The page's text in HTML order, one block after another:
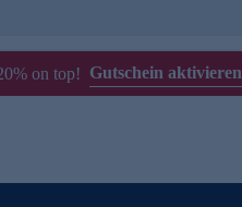
on top! Gutschein aktivieren